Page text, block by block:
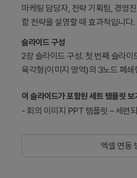
마케팅 담당자, 전략 기획팀, 경영
합 전략을 설명할 때 효과적입니다.
슬라이드 구성
2장 슬라이드 구성. 첫 번째 슬라
육각형(이미지 영역)의 3노드 폐쇄
이 슬라이드가 포함된 세트 템플릿 보
- 회의 이미지 PPT 템플릿 – 세련
엑셀 연동